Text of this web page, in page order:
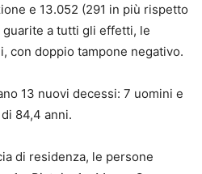
e 13.052 (291 in più rispetto
a tutti gli effetti, le
con doppio tampone negativo.
13 nuovi decessi: 7 uomini e
84,4 anni.
di residenza, le persone